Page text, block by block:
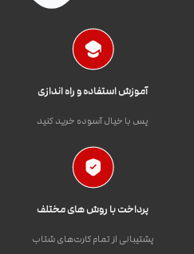
آموزش استفاده و راه اندازی
پس با خیال آسوده خرید کنید
پرداخت با روش های مختلف
پشتیبانی از تمام کارت‌های شتاب